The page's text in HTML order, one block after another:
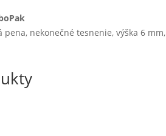
nekonečné tesnenie, výška 6 mm,